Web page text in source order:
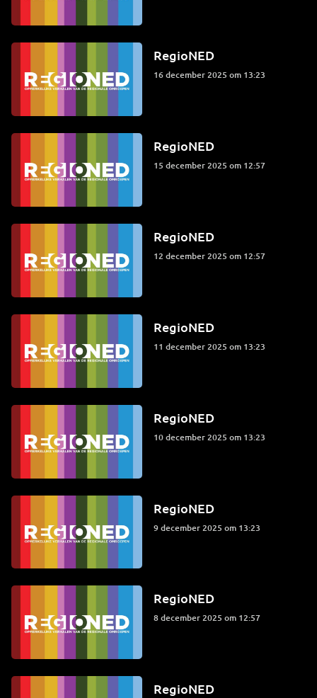
RegioNED
16 december 2025 om 13:23
RegioNED
15 december 2025 om 12:57
RegioNED
12 december 2025 om 12:57
RegioNED
11 december 2025 om 13:23
RegioNED
10 december 2025 om 13:23
RegioNED
9 december 2025 om 13:23
RegioNED
8 december 2025 om 12:57
RegioNED